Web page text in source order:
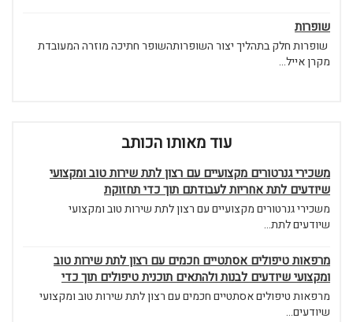
שופרות
שופרות חלק בתהליך יצור השופרותהשופר חתיכה מוזרה המעובדת
מקרן אייל...
עוד מאותו הכותב
משכירי גנרטורים מקצועיים עם רצון לתת שירות טוב ומקצועי
שיודעים לתת אחריות לעבודתם תוך כדי תחזוקת
משכירי גנרטורים מקצועיים עם רצון לתת שירות טוב ומקצועי
שיודעים לתת...
מרפאות טיפולים אסתטיים חכמים עם רצון לתת שירות טוב
ומקצועי שיודעים לבנות ולהתאים תוכנית טיפולים תוך כדי
מרפאות טיפולים אסתטיים חכמים עם רצון לתת שירות טוב ומקצועי
שיודעים...